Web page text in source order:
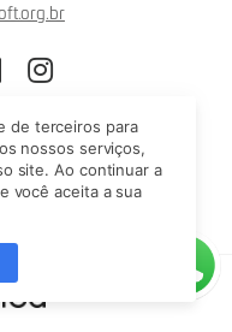
de terceiros para
nossos serviços,
site. Ao continuar a
você aceita a sua